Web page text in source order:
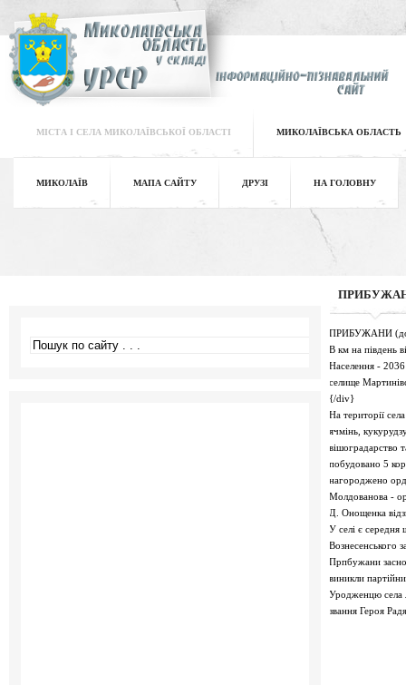
МІСТА І СЕЛА МИКОЛАЇВСЬКОЇ ОБЛАСТІ МИКОЛАЇВСЬКА ОБЛАСТЬ
МИКОЛАЇВ МАПА САЙТУ ДРУЗІ НА ГОЛОВНУ
ПРИБУЖАНИ (до
В км на південь
Населення - 2036
селище
{/div}
На території
ячмінь,
вішоградарство
побудовано 5
нагороджено
Молдованова -
Д. Онощенка
У селі є середня
Вознесенського
Прпбужани
виникли
Уродженцю села
звання Героя